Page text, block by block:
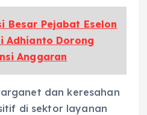
Besar Pejabat Eselon
Adhianto Dorong
Anggaran
dan keresahan
di sektor layanan